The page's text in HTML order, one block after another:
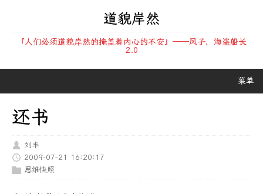
道貌岸然
『人们必须道貌岸然的掩盖着内心的不安』——风子，海盗船长
2.0
菜单
还书
刘丰
2009-07-21 16:20:17
思维快照